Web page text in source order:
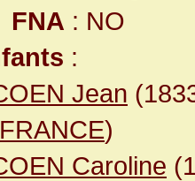
FNA : NO
:
Jean
)
Caroline